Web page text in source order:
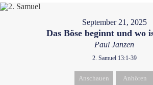
September 21, 2025
Das Böse beginnt und wo
Paul Janzen
2. Samuel 13:1-39
Anschauen Anhören